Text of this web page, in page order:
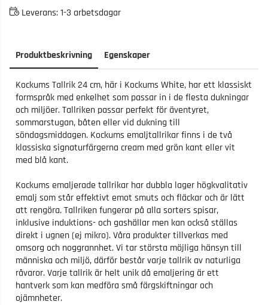
Leverans:1-3 arbetsdagar
Produktbeskrivning Egenskaper
Kockums Tallrik 24 cm, här i Kockums White, har ett klassiskt
formspråk med enkelhet som passar in i de flesta dukningar
och miljöer. Tallriken passar perfekt för äventyret,
sommarstugan, båten eller vid dukning till
söndagsmiddagen. Kockums emaljtallrikar finns i de två
klassiska signaturfärgerna cream med grön kant eller vit
med blå kant.
Kockums emaljerade tallrikar har dubbla lager högkvalitativ
emalj som står effektivt emot smuts och fläckar och är lätt
att rengöra. Tallriken fungerar på alla sorters spisar,
inklusive induktions- och gashällar men kan också ställas
direkt i ugnen (ej mikro). Våra produkter tillverkas med
omsorg och noggrannhet. Vi tar största möjliga hänsyn till
människa och miljö, därför består varje tallrik av naturliga
råvaror. Varje tallrik är helt unik då emaljering är ett
hantverk som kan medföra små färgskiftningar och
ojämnheter.